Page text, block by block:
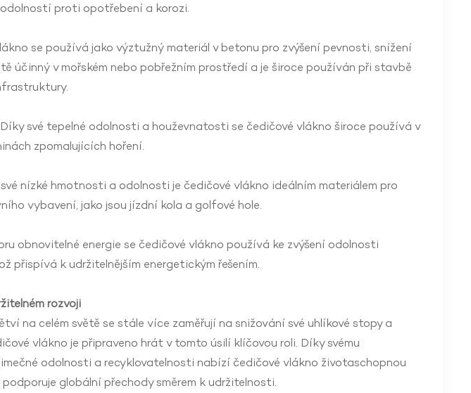
proti opotřebení a korozi.
se používá jako výztužný materiál v betonu pro zvýšení pevnosti, snížení
účinný v mořském nebo pobřežním prostředí a je široce používán při stavbě
své tepelné odolnosti a houževnatosti se čedičové vlákno široce používá v
zpomalujících hoření.
nízké hmotnosti a odolnosti je čedičové vlákno ideálním materiálem pro
vybavení, jako jsou jízdní kola a golfové hole.
obnovitelné energie se čedičové vlákno používá ke zvýšení odolnosti
přispívá k udržitelnějším energetickým řešením.
rozvoji
na celém světě se stále více zaměřují na snižování své uhlíkové stopy a
vlákno je připraveno hrát v tomto úsilí klíčovou roli. Díky svému
odolnosti a recyklovatelnosti nabízí čedičové vlákno životaschopnou
globální přechody směrem k udržitelnosti.